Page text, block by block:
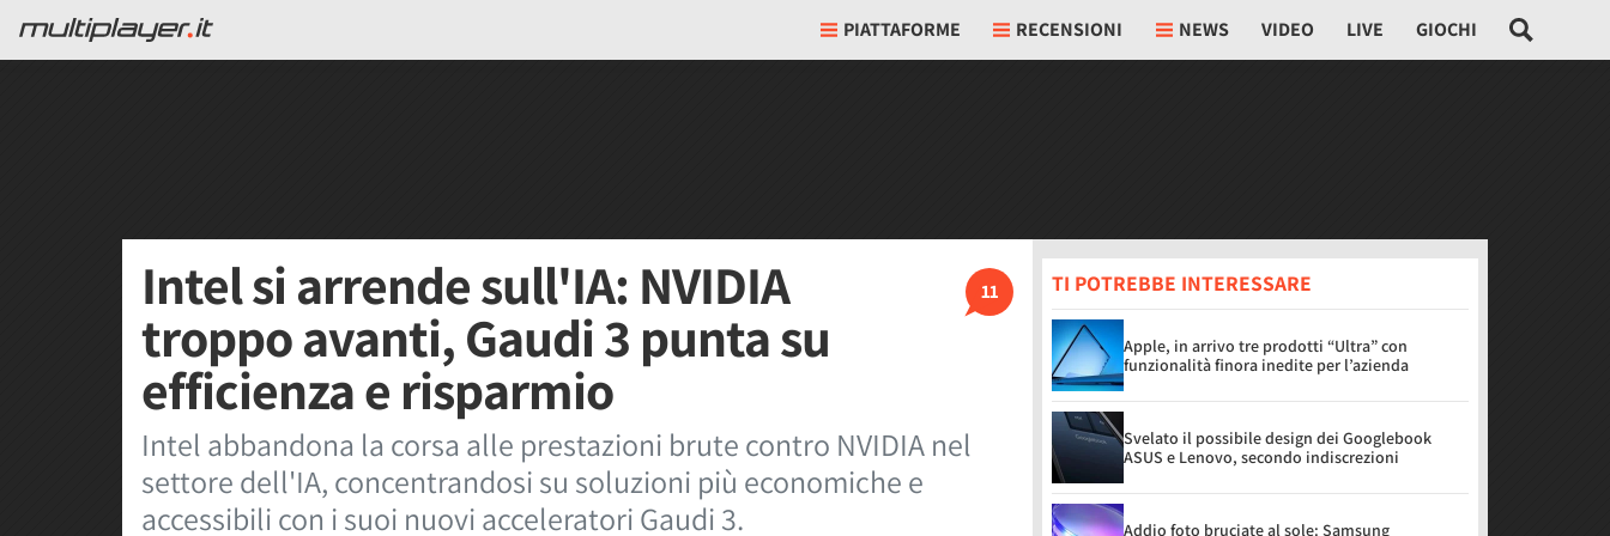
PIATTAFORME RECENSIONI NEWS VIDEO LIVE GIOCHI
11
Intel si arrende sull'IA: NVIDIA
troppo avanti, Gaudi 3 punta su
efficienza e risparmio
Intel abbandona la corsa alle prestazioni brute contro NVIDIA nel
settore dell'IA, concentrandosi su soluzioni più economiche e
accessibili con i suoi nuovi acceleratori Gaudi 3.
TI POTREBBE INTERESSARE
Apple, in arrivo tre prodotti “Ultra” con
funzionalità finora inedite per l’azienda
Svelato il possibile design dei Googlebook
ASUS e Lenovo, secondo indiscrezioni
Addio foto bruciate al sole: Samsung